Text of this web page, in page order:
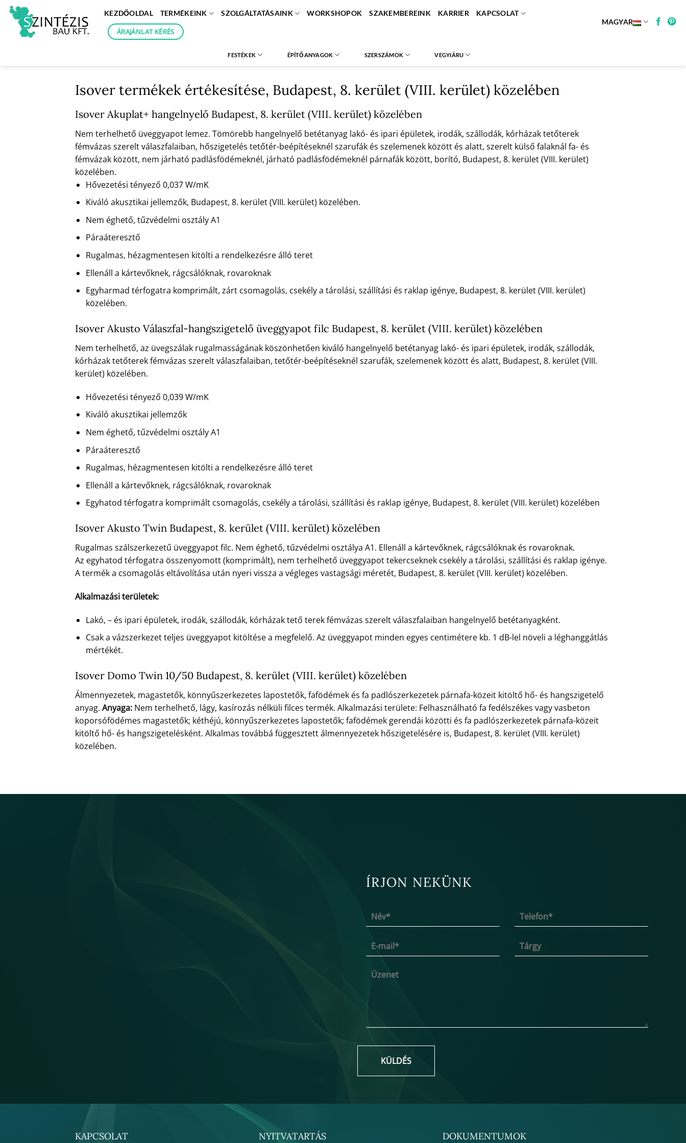
Skip
content
KEZDŐOLDAL TERMÉKEINK SZOLGÁLTATÁSAINK WORKSHOPOK SZAKEMBEREINK KARRIER KAPCSOLAT
ÁRAJÁNLAT KÉRÉS
MAGYAR
FESTÉKEK ÉPÍTŐANYAGOK SZERSZÁMOK VEGYIÁRU
Isover termékek értékesítése, Budapest, 8. kerület (VIII. kerület) közelében
Isover Akuplat+ hangelnyelő Budapest, 8. kerület (VIII. kerület) közelében
Nem terhelhető üveggyapot lemez. Tömörebb hangelnyelő betétanyag lakó- és ipari épületek, irodák, szállodák, kórházak tetőterek
fémvázas szerelt válaszfalaiban, hőszigetelés tetőtér-beépítéseknél szarufák és szelemenek között és alatt, szerelt külső falaknál fa- és
fémvázak között, nem járható padlásfödémeknél, járható padlásfödémeknél párnafák között, borító, Budapest, 8. kerület (VIII. kerület)
közelében.
Hővezetési tényező 0,037 W/mK
Kiváló akusztikai jellemzők, Budapest, 8. kerület (VIII. kerület) közelében.
Nem éghető, tűzvédelmi osztály A1
Páraáteresztő
Rugalmas, hézagmentesen kitölti a rendelkezésre álló teret
Ellenáll a kártevőknek, rágcsálóknak, rovaroknak
Egyharmad térfogatra komprimált, zárt csomagolás, csekély a tárolási, szállítási és raklap igénye, Budapest, 8. kerület (VIII. kerület)
közelében.
Isover Akusto Válaszfal-hangszigetelő üveggyapot filc Budapest, 8. kerület (VIII. kerület) közelében
Nem terhelhető, az üvegszálak rugalmasságának köszönhetően kiváló hangelnyelő betétanyag lakó- és ipari épületek, irodák, szállodák,
kórházak tetőterek fémvázas szerelt válaszfalaiban, tetőtér-beépítéseknél szarufák, szelemenek között és alatt, Budapest, 8. kerület (VIII.
kerület) közelében.
Hővezetési tényező 0,039 W/mK
Kiváló akusztikai jellemzők
Nem éghető, tűzvédelmi osztály A1
Páraáteresztő
Rugalmas, hézagmentesen kitölti a rendelkezésre álló teret
Ellenáll a kártevőknek, rágcsálóknak, rovaroknak
Egyhatod térfogatra komprimált csomagolás, csekély a tárolási, szállítási és raklap igénye, Budapest, 8. kerület (VIII. kerület) közelében
Isover Akusto Twin Budapest, 8. kerület (VIII. kerület) közelében
Rugalmas szálszerkezetű üveggyapot filc. Nem éghető, tűzvédelmi osztálya A1. Ellenáll a kártevőknek, rágcsálóknak és rovaroknak.
Az egyhatod térfogatra összenyomott (komprimált), nem terhelhető üveggyapot tekercseknek csekély a tárolási, szállítási és raklap igénye.
A termék a csomagolás eltávolítása után nyeri vissza a végleges vastagsági méretét, Budapest, 8. kerület (VIII. kerület) közelében.
Alkalmazási területek:
Lakó, – és ipari épületek, irodák, szállodák, kórházak tető terek fémvázas szerelt válaszfalaiban hangelnyelő betétanyagként.
Csak a vázszerkezet teljes üveggyapot kitöltése a megfelelő. Az üveggyapot minden egyes centimétere kb. 1 dB-lel növeli a léghanggátlás
mértékét.
Isover Domo Twin 10/50 Budapest, 8. kerület (VIII. kerület) közelében
Álmennyezetek, magastetők, könnyűszerkezetes lapostetők, fafödémek és fa padlószerkezetek párnafa-közeit kitöltő hő- és hangszigetelő
anyag. Anyaga: Nem terhelhető, lágy, kasírozás nélküli filces termék. Alkalmazási területe: Felhasználható fa fedélszékes vagy vasbeton
koporsófödémes magastetők; kéthéjú, könnyűszerkezetes lapostetők; fafödémek gerendái közötti és fa padlószerkezetek párnafa-közeit
kitöltő hő- és hangszigetelésként. Alkalmas továbbá függesztett álmennyezetek hőszigetelésére is, Budapest, 8. kerület (VIII. kerület)
közelében.
ÍRJON NEKÜNK
KÜLDÉS
KAPCSOLAT NYITVATARTÁS DOKUMENTUMOK